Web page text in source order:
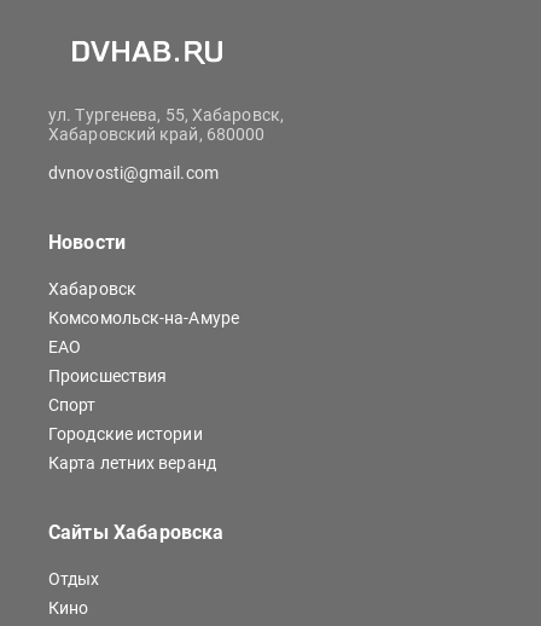
ул. Тургенева, 55, Хабаровск,
Хабаровский край, 680000
dvnovosti@gmail.com
Новости
Хабаровск
Комсомольск-на-Амуре
ЕАО
Происшествия
Спорт
Городские истории
Карта летних веранд
Сайты Хабаровска
Отдых
Кино